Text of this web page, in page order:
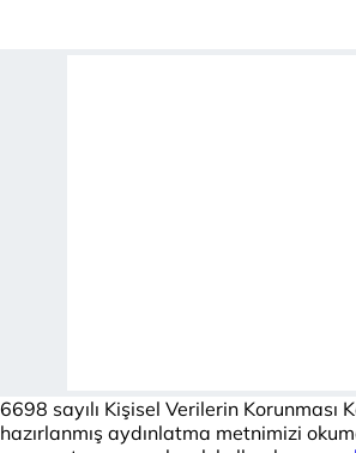
6698 sayılı Kişisel Verilerin Korunması
hazırlanmış aydınlatma metnimizi